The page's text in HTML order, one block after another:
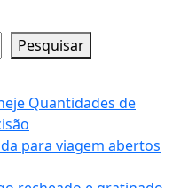
Pesquisar
Quantidades de
para viagem abertos